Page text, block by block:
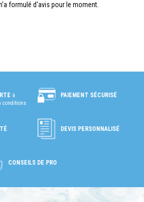
formulé d'avis pour le moment.
à
conditions
PAIEMENT SÉCURISÉ
DEVIS PERSONNALISÉ
CONSEILS DE PRO